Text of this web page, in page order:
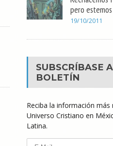
pero
19/10/2011
SUBSCRÍBASE
BOLETÍN
Reciba la información más
Universo Cristiano en
Latina.